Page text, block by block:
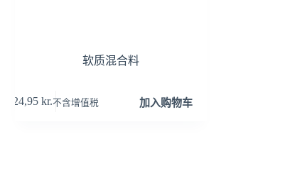
软质混合料
24,95 kr.不含增值税 加入购物车